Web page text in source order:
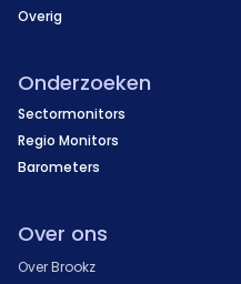
Overig
Onderzoeken
Sectormonitors
Regio Monitors
Barometers
Over ons
Over Brookz